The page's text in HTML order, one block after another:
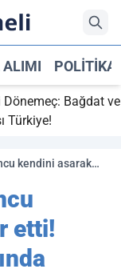
ALIMI POLITIKA
Bağdat ve
kendini asarak
haber geldi
etti!